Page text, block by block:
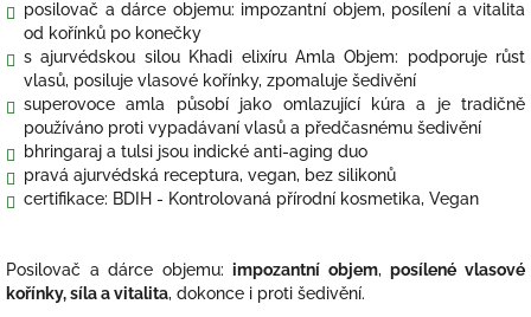
posilovač a dárce objemu: impozantní objem, posílení a vitalita
od kořínků po konečky
s ajurvédskou silou Khadi elixíru Amla Objem: podporuje růst
vlasů, posiluje vlasové kořínky, zpomaluje šedivění
superovoce amla působí jako omlazující kúra a je tradičně
používáno proti vypadávaní vlasů a předčasnému šedivění
bhringaraj a tulsi jsou indické anti-aging duo
pravá ajurvédská receptura, vegan, bez silikonů
certifikace: BDIH - Kontrolovaná přírodní kosmetika, Vegan
Posilovač a dárce objemu:impozantní objem,posílené vlasové
kořínky, síla a vitalita, dokonce i proti šedivění.